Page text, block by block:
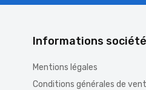
Informations société
Mentions légales
Conditions générales de